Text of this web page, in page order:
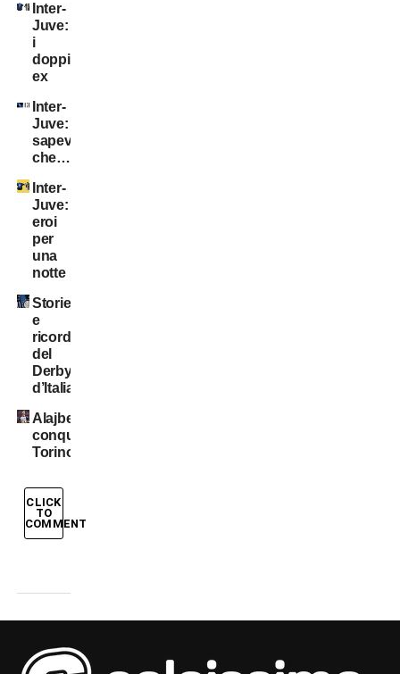
Inter-
Juve:
i
doppi
ex
Inter-
Juve:
sapevate
che…?
Inter-
Juve:
eroi
per
una
notte
Storie
e
ricordi
del
Derby
d’Italia
Alajbegovic
conquista
Torino
CLICK
TO
COMMENT